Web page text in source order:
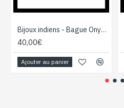
Bijoux indiens - Bague Onyx - Bague indienne en argent
40,00€
Ajouter au panier